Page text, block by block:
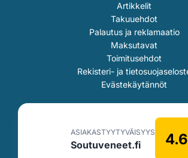
Artikkelit
Takuuehdot
Palautus ja reklamaatio
Maksutavat
Toimitusehdot
Rekisteri- ja
Evästekäytännöt
ASIAKASTYYTYVÄISYYS
Soutuveneet.fi 4.6